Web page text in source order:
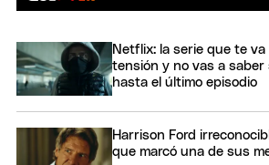
Netflix: la serie que te
tensión y no vas a saber
hasta el último episodio
Harrison Ford
que marcó una de sus